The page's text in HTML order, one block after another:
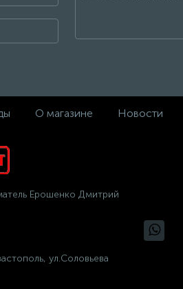
О магазине Новости
Ерошенко Дмитрий
ул.Соловьева